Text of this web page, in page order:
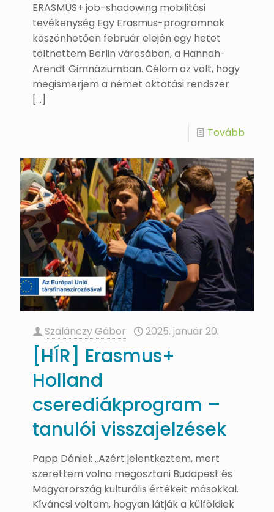
ERASMUS+ job-shadowing mobilitási
tevékenység Egy Erasmus-programnak
köszönhetően február elején egy hetet
tölthettem Berlin városában, a Hannah-
Arendt Gimnáziumban. Célom az volt, hogy
megismerjem a német oktatási rendszer
[…]
Tovább
Szalánczy Gábor 2025. január 20.
[HÍR] Erasmus+
Holland
cserediákprogram –
tanulói visszajelzések
Papp Dániel: „Azért jelentkeztem, mert
szerettem volna megosztani Budapest és
Magyarország kulturális értékeit másokkal.
Kíváncsi voltam, hogyan látják a külföldiek